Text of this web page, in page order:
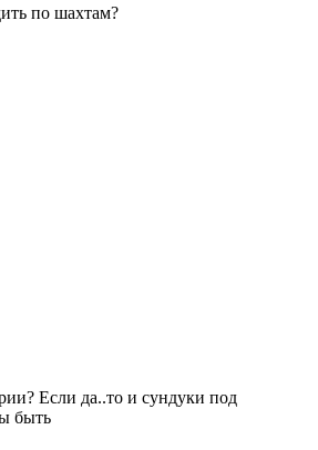
по шахтам?
Если да..то и сундуки под
быть